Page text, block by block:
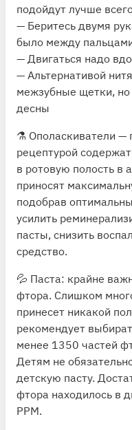
подойдут лучше
— Беритесь двумя
было между
— Двигаться надо
— Альтернативой
межзубные щетки, но
десны
⚗️ Ополаскиватели —
рецептурой
в ротовую полость в
приносят
подобрав
усилить
пасты, снизить
средство.
💦 Паста: крайне
фтора. Слишком
принесет никакой
рекомендует
менее 1350 частей
Детям не
детскую пасту.
фтора находилось в
РРМ.